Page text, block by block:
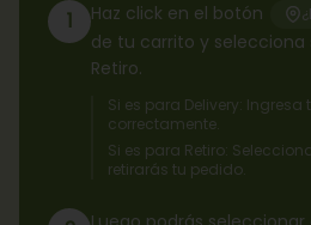
1 Haz click en el botón
de tu carrito y selecciona
Retiro.
Si es para Delivery: Ingresa
correctamente.
Si es para Retiro:
retirarás tu pedido.